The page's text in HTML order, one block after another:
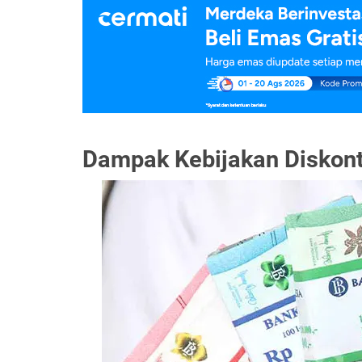
Dampak Kebijakan